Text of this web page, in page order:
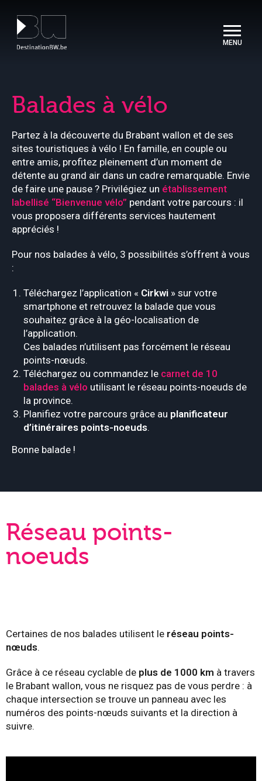
Balades à vélo
Partez à la découverte du Brabant wallon et de ses
sites touristiques à vélo ! En famille, en couple ou
entre amis, profitez pleinement d’un moment de
détente au grand air dans un cadre remarquable. Envie
de faire une pause ? Privilégiez un établissement
labellisé “Bienvenue vélo” pendant votre parcours : il
vous proposera différents services hautement
appréciés !
Pour nos balades à vélo, 3 possibilités s’offrent à vous
:
Téléchargez l’application « Cirkwi » sur votre
smartphone et retrouvez la balade que vous
souhaitez grâce à la géo-localisation de
l’application.
Ces balades n’utilisent pas forcément le réseau
points-nœuds.
Téléchargez ou commandez le carnet de 10
balades à vélo utilisant le réseau points-noeuds de
la province.
Planifiez votre parcours grâce au planificateur
d’itinéraires points-noeuds.
Bonne balade !
Réseau points-
noeuds
Certaines de nos balades utilisent le réseau points-
nœuds.
Grâce à ce réseau cyclable de plus de 1000 km à travers
le Brabant wallon, vous ne risquez pas de vous perdre : à
chaque intersection se trouve un panneau avec les
numéros des points-nœuds suivants et la direction à
suivre.